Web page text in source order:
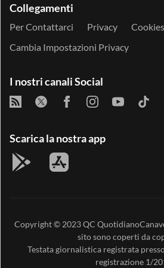
Collegamenti
Per Contattarci Privacy Cookies
Cambia Impostazioni Privacy
I nostri canali Social
Scarica la nostra app
Copyright © 2023QC
sito sono coperti da
Testata giornalistica registrata
registrazione 1/